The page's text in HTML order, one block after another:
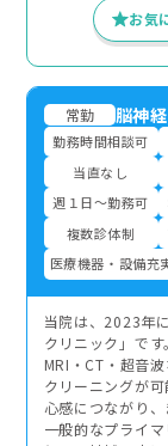
お気
常勤 脳神
勤務時間相談可
当直なし
週１日～勤務可
複数診体制
医療機器・設備充
当院は、2023年
クリニック」です。
MRI・CT・超音
クリーニングが
心感につながり、
一般的なプライ